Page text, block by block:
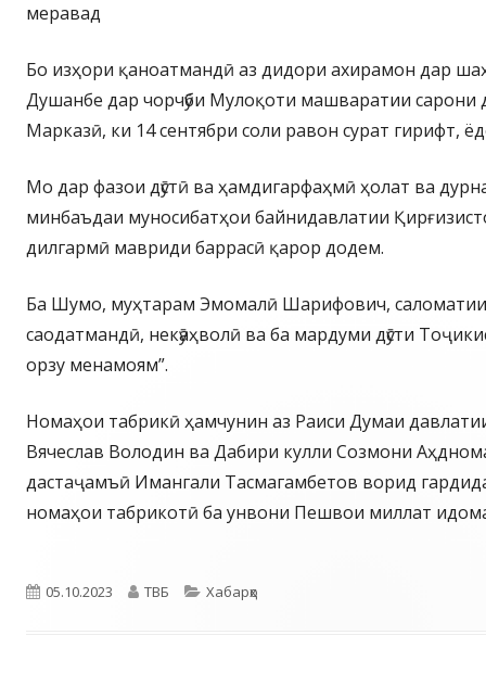
меравад
Бо изҳори қаноатмандӣ аз дидори ахирамон дар
Душанбе дар чорчӯби Мулоқоти машваратии сарони
Марказӣ, ки 14 сентябри соли равон сурат гирифт,
Мо дар фазои дӯстӣ ва ҳамдигарфаҳмӣ ҳолат ва
минбаъдаи муносибатҳои байнидавлатии
дилгармӣ мавриди баррасӣ қарор додем.
Ба Шумо, муҳтарам Эмомалӣ Шарифович,
саодатмандӣ, некӯаҳволӣ ва ба мардуми дӯсти
орзу менамоям”.
Номаҳои табрикӣ ҳамчунин аз Раиси Думаи
Вячеслав Володин ва Дабири кулли Созмони
дастаҷамъӣ Имангали Тасмагамбетов ворид
номаҳои табрикотӣ ба унвони Пешвои миллат
Опубликовано
05.10.2023 Автор
ТВБ Рубрики
Хабарҳо